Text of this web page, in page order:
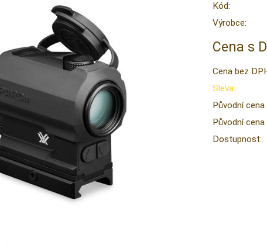
Kód:
Výrobce:
Cena s
Cena bez
Sleva:
Původní
Původní
Dostupnost: